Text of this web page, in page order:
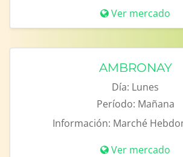
Ver mercado
AMBRONAY
Día: Lunes
Período: Mañana
Información: Marché
Ver mercado